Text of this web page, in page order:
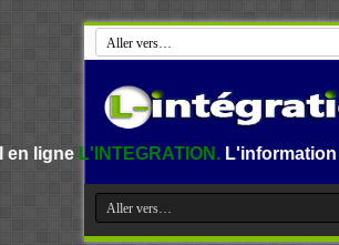
L'information au Benin, en